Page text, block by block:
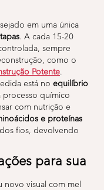
em uma única
. A cada 15-20
sempre
como o
Potente.
está no equilíbrio
processo químico
com nutrição e
e proteínas
fios, devolvendo
para sua
novo visual com mel